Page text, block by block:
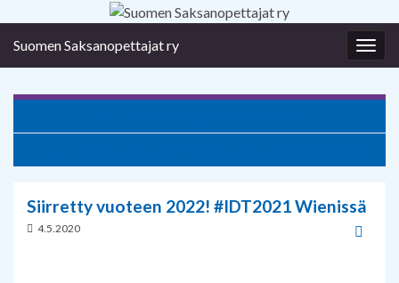
Suomen Saksanopettajat ry
Siirretty vuoteen 2022! #IDT2021 Wienissä
4.5.2020